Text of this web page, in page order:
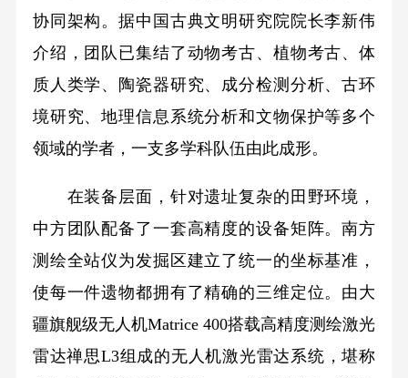
协同架构。据中国古典文明研究院院长李新伟
介绍，团队已集结了动物考古、植物考古、体
质人类学、陶瓷器研究、成分检测分析、古环
境研究、地理信息系统分析和文物保护等多个
领域的学者，一支多学科队伍由此成形。
在装备层面，针对遗址复杂的田野环境，
中方团队配备了一套高精度的设备矩阵。南方
测绘全站仪为发掘区建立了统一的坐标基准，
使每一件遗物都拥有了精确的三维定位。由大
疆旗舰级无人机Matrice 400搭载高精度测绘激光
雷达禅思L3组成的无人机激光雷达系统，堪称